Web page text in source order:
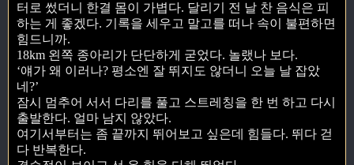
터로 썼더니 한결 몸이 가볍다. 달리기 전 날 찬 음식은 피
하는 게 좋겠다. 기록을 세우고 말고를 떠나 속이 불편하면
힘드니까.
18km 왼쪽 종아리가 단단하게 굳었다. 놀랬나 보다.
‘얘가 왜 이러나? 평소엔 잘 뛰지도 않더니 오늘 날 잡았
네?’
잠시 멈추어 서서 다리를 풀고 스트레칭을 한 번 하고 다시
출발한다. 얼마 남지 않았다.
여기서부터는 좀 끝까지 뛰어보고 싶은데 힘들다. 뛰다 걷
다 반복한다.